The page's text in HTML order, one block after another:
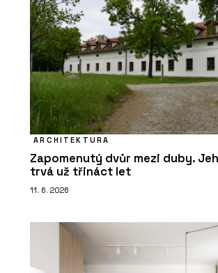
ARCHITEKTURA
Zapomenutý dvůr mezi duby.
trvá už třináct let
11. 6. 2026